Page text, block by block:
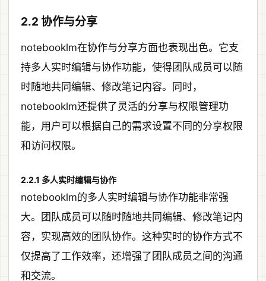
2.2 协作与分享
notebooklm在协作与分享方面也表现出色。它支
持多人实时编辑与协作功能，使得团队成员可以随
时随地共同编辑、修改笔记内容。同时，
notebooklm还提供了灵活的分享与权限管理功
能，用户可以根据自己的需求设置不同的分享权限
和访问权限。
2.2.1 多人实时编辑与协作
notebooklm的多人实时编辑与协作功能非常强
大。团队成员可以随时随地共同编辑、修改笔记内
容，实现高效的团队协作。这种实时的协作方式不
仅提高了工作效率，还增强了团队成员之间的沟通
和交流。